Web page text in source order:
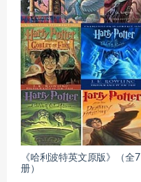
《哈利波特英文原版》（全7
册）